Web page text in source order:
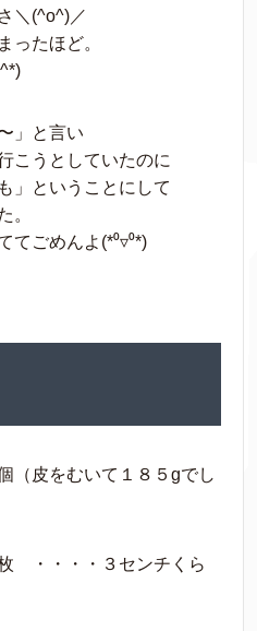
＼(^o^)／
ったほど。
」と言い
こうとしていたのに
」ということにして
。
てごめんよ(*⁰▿⁰*)
いて１８５gでし
・・３センチくら